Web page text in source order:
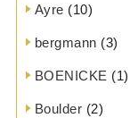
Ayre (10)
bergmann (3)
BOENICKE (1)
Boulder (2)